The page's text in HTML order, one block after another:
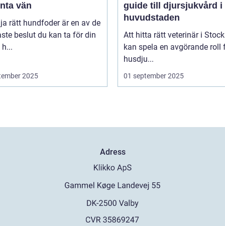
vän
rätt hundfoder är en av de
beslut du kan ta för din
2025
guide till djursjukvård i
huvudstaden
Att hitta rätt veterinär i
kan spela en avgörande roll
husdju...
01 september 2025
Adress